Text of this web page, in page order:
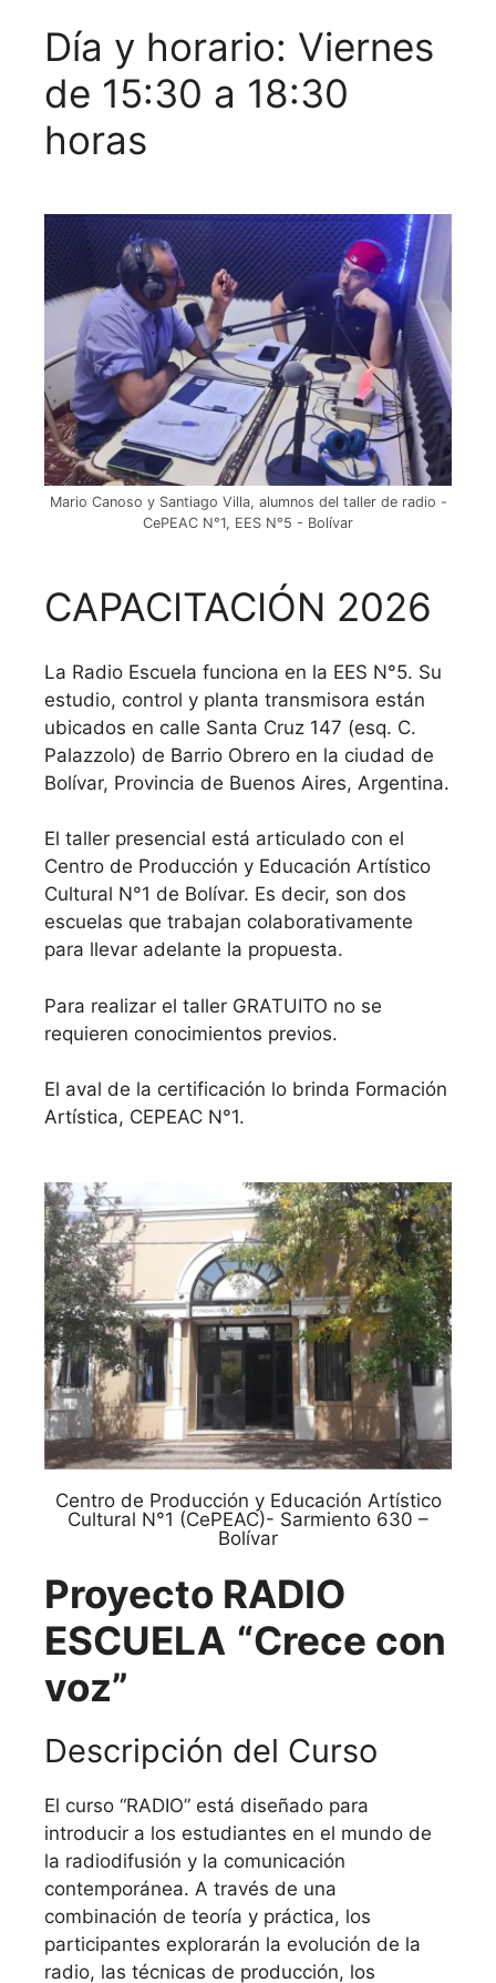
Día y horario: Viernes
de 15:30 a 18:30
horas
Mario Canoso y Santiago Villa, alumnos del taller de radio -
CePEAC N°1, EES N°5 - Bolívar
CAPACITACIÓN 2026
La Radio Escuela funciona en la EES N°5. Su
estudio, control y planta transmisora están
ubicados en calle Santa Cruz 147 (esq. C.
Palazzolo) de Barrio Obrero en la ciudad de
Bolívar, Provincia de Buenos Aires, Argentina.
El taller presencial está articulado con el
Centro de Producción y Educación Artístico
Cultural N°1 de Bolívar. Es decir, son dos
escuelas que trabajan colaborativamente
para llevar adelante la propuesta.
Para realizar el taller GRATUITO no se
requieren conocimientos previos.
El aval de la certificación lo brinda Formación
Artística, CEPEAC N°1.
Centro de Producción y Educación Artístico
Cultural N°1 (CePEAC)- Sarmiento 630 –
Bolívar
Proyecto RADIO
ESCUELA “Crece con
voz”
Descripción del Curso
El curso “RADIO” está diseñado para
introducir a los estudiantes en el mundo de
la radiodifusión y la comunicación
contemporánea. A través de una
combinación de teoría y práctica, los
participantes explorarán la evolución de la
radio, las técnicas de producción, los